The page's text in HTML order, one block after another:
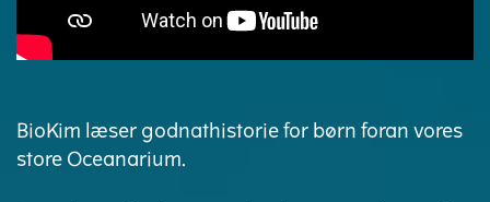
BioKim læser godnathistorie for børn foran vores
store Oceanarium.